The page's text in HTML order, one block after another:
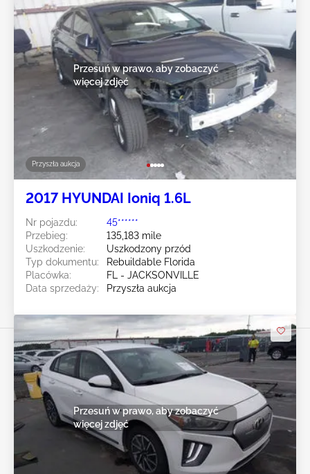
Przyszła aukcja
Przesuń w prawo, aby zobaczyć
więcej zdjęć
2017 HYUNDAI Ioniq 1.6L
Nr pojazdu:
45******
Przebieg:
135,183 mile
Uszkodzenie:
Uszkodzony przód
Typ dokumentu:
Rebuildable Florida
Placówka:
FL - JACKSONVILLE
Data sprzedaży:
Przyszła aukcja
Przesuń w prawo, aby zobaczyć
więcej zdjęć